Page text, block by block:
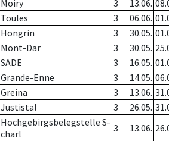
Moiry 3 13.06.
Toules 3 06.06.
Hongrin 3 30.05.
Mont-Dar 3 30.05.
SADE 3 16.05.
Grande-Enne 3 14.05.
Greina 3 13.06.
Justistal 3 26.05.
Hochgebirgsbelegstelle S-
charl
3 13.06.